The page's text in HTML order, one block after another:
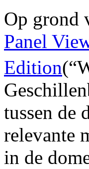
Op grond
Panel
Edition
tussen de
relevante
in de